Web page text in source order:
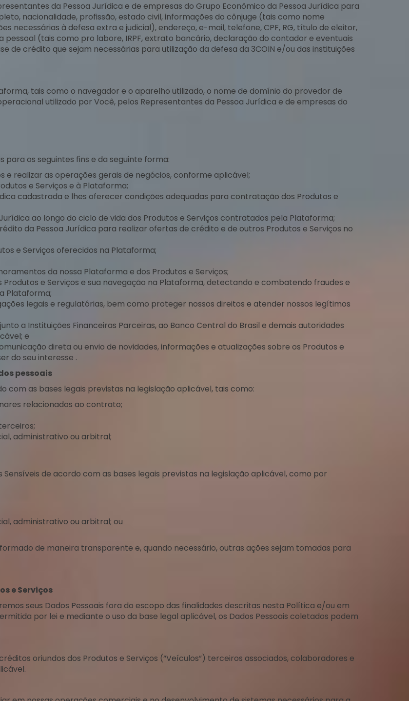
da Pessoa Jurídica e de empresas do Grupo Econômico da Pessoa Jurídica para
nacionalidade, profissão, estado civil, informações do cônjuge (tais como nome
necessárias à defesa extra e judicial), endereço, e-mail, telefone, CPF, RG, título de eleitor,
(tais como pro labore, IRPF, extrato bancário, declaração do contador e eventuais
de crédito que sejam necessárias para utilização da defesa da 3COIN e/ou das instituições
tais como o navegador e o aparelho utilizado, o nome de domínio do provedor de
utilizado por Você, pelos Representantes da Pessoa Jurídica e de empresas do
para os seguintes fins e da seguinte forma:
e realizar as operações gerais de negócios, conforme aplicável;
e Serviços e à Plataforma;
cadastrada e lhes oferecer condições adequadas para contratação dos Produtos e
ao longo do ciclo de vida dos Produtos e Serviços contratados pela Plataforma;
da Pessoa Jurídica para realizar ofertas de crédito e de outros Produtos e Serviços no
e Serviços oferecidos na Plataforma;
da nossa Plataforma e dos Produtos e Serviços;
e Serviços e sua navegação na Plataforma, detectando e combatendo fraudes e
Plataforma;
legais e regulatórias, bem como proteger nossos direitos e atender nossos legítimos
a Instituições Financeiras Parceiras, ao Banco Central do Brasil e demais autoridades
e
direta ou envio de novidades, informações e atualizações sobre os Produtos e
do seu interesse .
pessoais
com as bases legais previstas na legislação aplicável, tais como:
relacionados ao contrato;
administrativo ou arbitral;
de acordo com as bases legais previstas na legislação aplicável, como por
administrativo ou arbitral; ou
de maneira transparente e, quando necessário, outras ações sejam tomadas para
e Serviços
seus Dados Pessoais fora do escopo das finalidades descritas nesta Política e/ou em
por lei e mediante o uso da base legal aplicável, os Dados Pessoais coletados podem
oriundos dos Produtos e Serviços (“Veículos”) terceiros associados, colaboradores e